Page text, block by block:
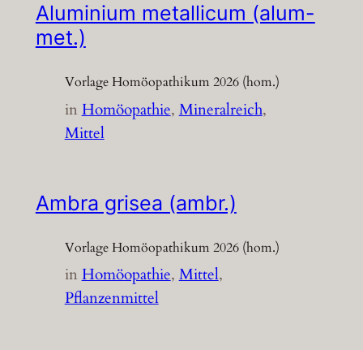
Aluminium metallicum (alum-
met.)
Vorlage Homöopathikum 2026 (hom.)
inHomöopathie, Mineralreich
Mittel
Ambra grisea (ambr.)
Vorlage Homöopathikum 2026 (hom.)
inHomöopathie, Mittel
Pflanzenmittel